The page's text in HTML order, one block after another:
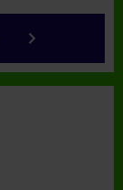
keyboard_arrow_right